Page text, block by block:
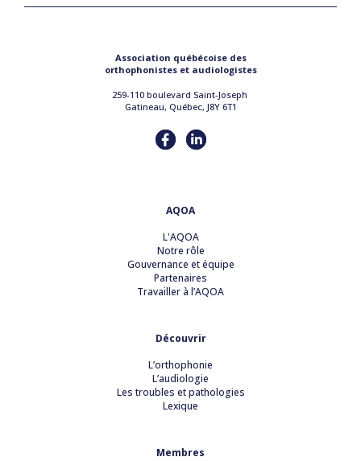
Association québécoise des
orthophonistes et audiologistes
259-110 boulevard Saint-Joseph
Gatineau, Québec, J8Y 6T1
AQOA
L'AQOA
Notre rôle
Gouvernance et équipe
Partenaires
Travailler à l’AQOA
Découvrir
L’orthophonie
L’audiologie
Les troubles et pathologies
Lexique
Membres